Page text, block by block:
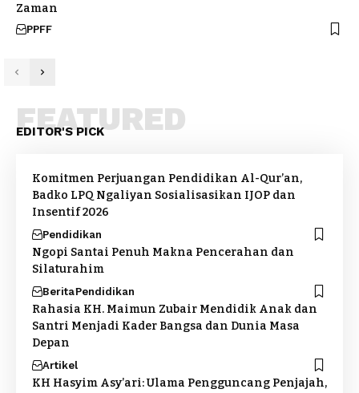
EDITOR'S PICK
FEATURED
Komitmen Perjuangan Pendidikan Al-Qur’an,
Badko LPQ Ngaliyan Sosialisasikan IJOP dan
Insentif 2026
Pendidikan
Ngopi Santai Penuh Makna Pencerahan dan
Silaturahim
BeritaPendidikan
Rahasia KH. Maimun Zubair Mendidik Anak dan
Santri Menjadi Kader Bangsa dan Dunia Masa
Depan
Artikel
KH Hasyim Asy’ari: Ulama Pengguncang Penjajah,
Zaman
PPFF